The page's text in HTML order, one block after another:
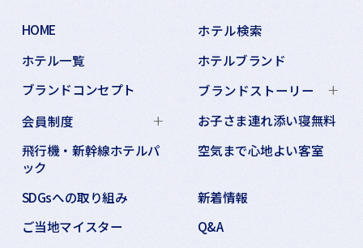
HOME
ホテル検索
ホテル一覧
ホテルブランド
ブランドコンセプト
ブランドストーリー
会員制度
お子さま連れ添い寝無料
飛行機・新幹線ホテルパ
ック
空気まで心地よい客室
SDGsへの取り組み
新着情報
ご当地マイスター
Q&A